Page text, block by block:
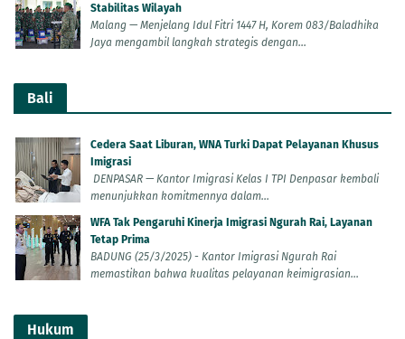
Stabilitas Wilayah
Malang — Menjelang Idul Fitri 1447 H, Korem 083/Baladhika
Jaya mengambil langkah strategis dengan...
Bali
Cedera Saat Liburan, WNA Turki Dapat Pelayanan Khusus
Imigrasi
DENPASAR — Kantor Imigrasi Kelas I TPI Denpasar kembali
menunjukkan komitmennya dalam...
WFA Tak Pengaruhi Kinerja Imigrasi Ngurah Rai, Layanan
Tetap Prima
BADUNG (25/3/2025) - Kantor Imigrasi Ngurah Rai
memastikan bahwa kualitas pelayanan keimigrasian...
Hukum